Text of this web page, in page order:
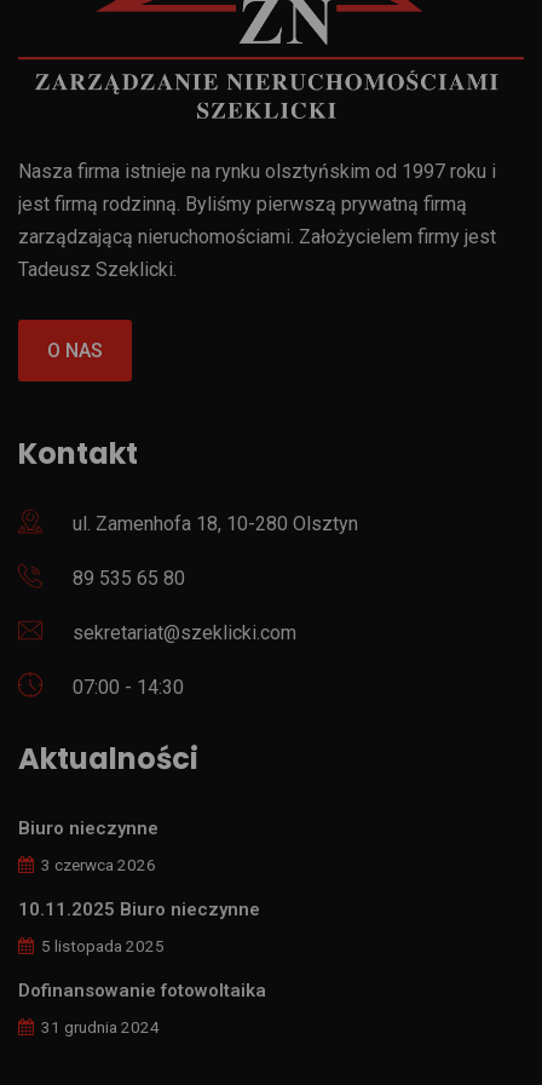
Nasza firma istnieje na rynku olsztyńskim od 1997 roku i
jest firmą rodzinną. Byliśmy pierwszą prywatną firmą
zarządzającą nieruchomościami. Założycielem firmy jest
Tadeusz Szeklicki.
O NAS
Kontakt
ul. Zamenhofa 18, 10-280 Olsztyn
89 535 65 80
sekretariat@szeklicki.com
07:00 - 14:30
Aktualności
Biuro nieczynne
3 czerwca 2026
10.11.2025 Biuro nieczynne
5 listopada 2025
Dofinansowanie fotowoltaika
31 grudnia 2024